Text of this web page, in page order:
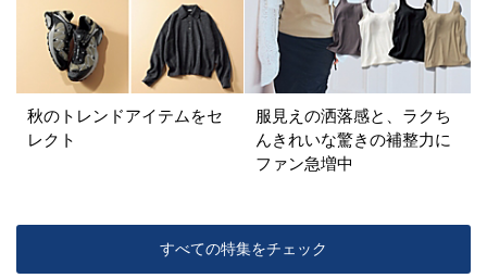
秋のトレンドアイテムをセ
レクト
服見えの洒落感と、ラクち
んきれいな驚きの補整力に
ファン急増中
すべての特集をチェック